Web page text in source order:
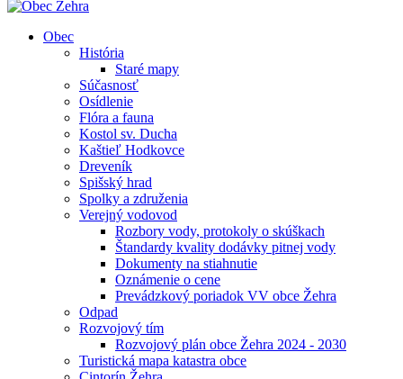
Obec
História
Staré mapy
Súčasnosť
Osídlenie
Flóra a fauna
Kostol sv. Ducha
Kaštieľ Hodkovce
Dreveník
Spišský hrad
Spolky a združenia
Verejný vodovod
Rozbory vody, protokoly o skúškach
Štandardy kvality dodávky pitnej vody
Dokumenty na stiahnutie
Oznámenie o cene
Prevádzkový poriadok VV obce Žehra
Odpad
Rozvojový tím
Rozvojový plán obce Žehra 2024 - 2030
Turistická mapa katastra obce